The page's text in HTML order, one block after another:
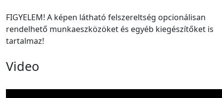
FIGYELEM! A képen látható felszereltség opcionálisan
rendelhető munkaeszközöket és egyéb kiegészítőket is
tartalmaz!
Video